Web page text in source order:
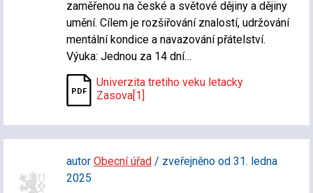
zaměřenou na české a světové dějiny a dějiny
umění. Cílem je rozšiřování znalostí, udržování
mentální kondice a navazování přátelství.
Výuka: Jednou za 14 dní…
Univerzita tretiho veku letacky
Zasova[1]
autor Obecní úřad/ zveřejněno od 31. ledna
2025